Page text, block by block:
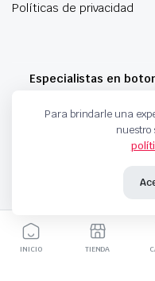
Políticas de privacidad
Especialistas en
Copyright 2024 © Motorche
Para brindarle una
nuestro
INICIO TIENDA